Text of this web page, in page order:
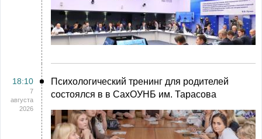
18:10
7
августа
2026
Психологический тренинг для родителей
состоялся в в СахОУНБ им. Тарасова